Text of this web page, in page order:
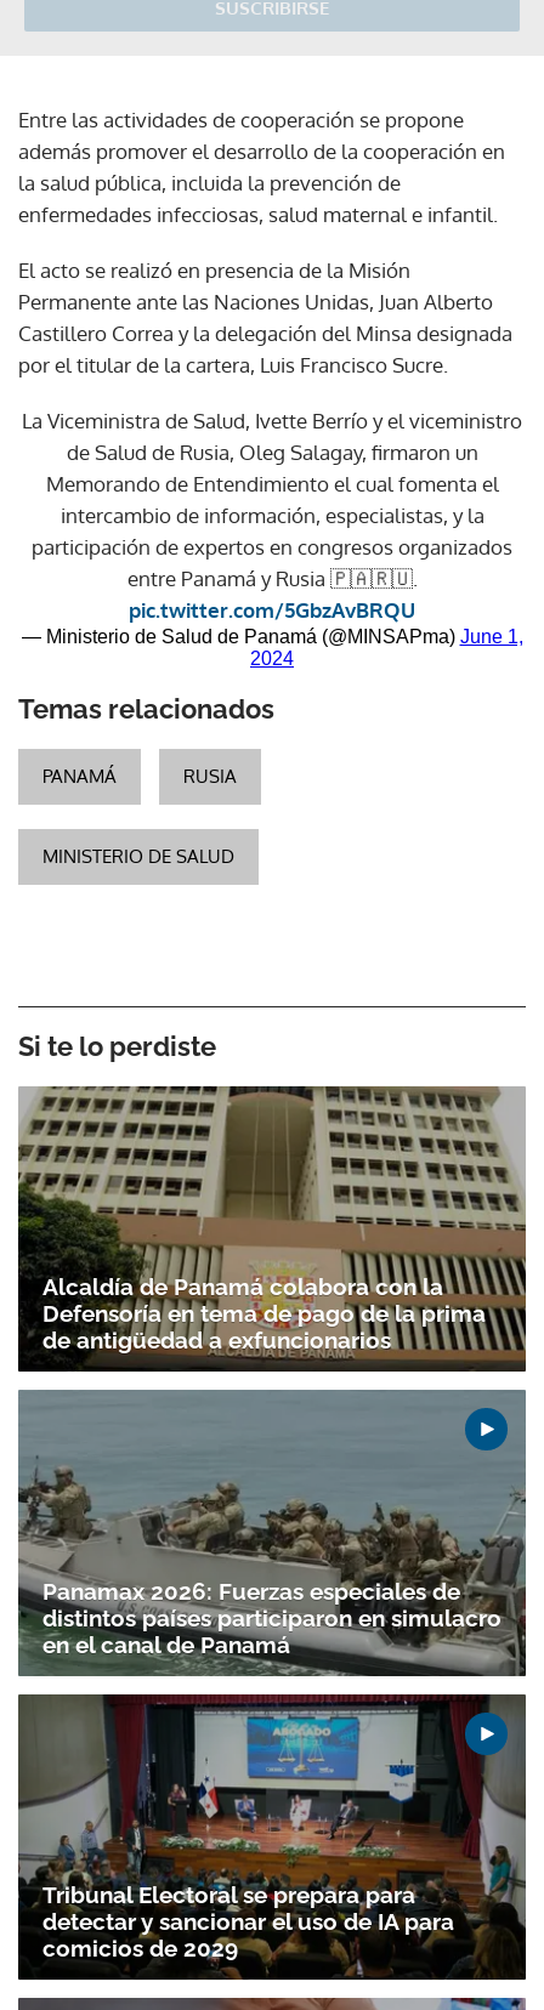
SUSCRIBIRSE
Entre las actividades de cooperación se propone
además promover el desarrollo de la cooperación en
la salud pública, incluida la prevención de
enfermedades infecciosas, salud maternal e infantil.
El acto se realizó en presencia de la Misión
Permanente ante las Naciones Unidas, Juan Alberto
Castillero Correa y la delegación del Minsa designada
por el titular de la cartera, Luis Francisco Sucre.
La Viceministra de Salud, Ivette Berrío y el viceministro
de Salud de Rusia, Oleg Salagay, firmaron un
Memorando de Entendimiento el cual fomenta el
intercambio de información, especialistas, y la
participación de expertos en congresos organizados
entre Panamá y Rusia 🇵🇦🇷🇺.
pic.twitter.com/5GbzAvBRQU
— Ministerio de Salud de Panamá (@MINSAPma) June 1,
2024
Temas relacionados
PANAMÁ RUSIA
MINISTERIO DE SALUD
Si te lo perdiste
Alcaldía de Panamá colabora con la
Defensoría en tema de pago de la prima
de antigüedad a exfuncionarios
Panamax 2026: Fuerzas especiales de
distintos países participaron en simulacro
en el canal de Panamá
Tribunal Electoral se prepara para
detectar y sancionar el uso de IA para
comicios de 2029